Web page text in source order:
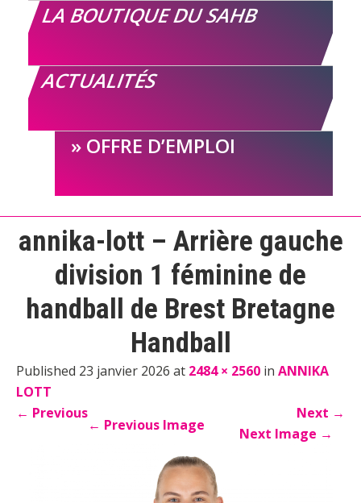
LA BOUTIQUE DU SAHB
ACTUALITÉS
OFFRE D’EMPLOI
annika-lott – Arrière gauche
division 1 féminine de
handball de Brest Bretagne
Handball
Published 23 janvier 2026 at 2484 × 2560 in ANNIKA
LOTT
← Previous Next →
← Previous Image Next Image →